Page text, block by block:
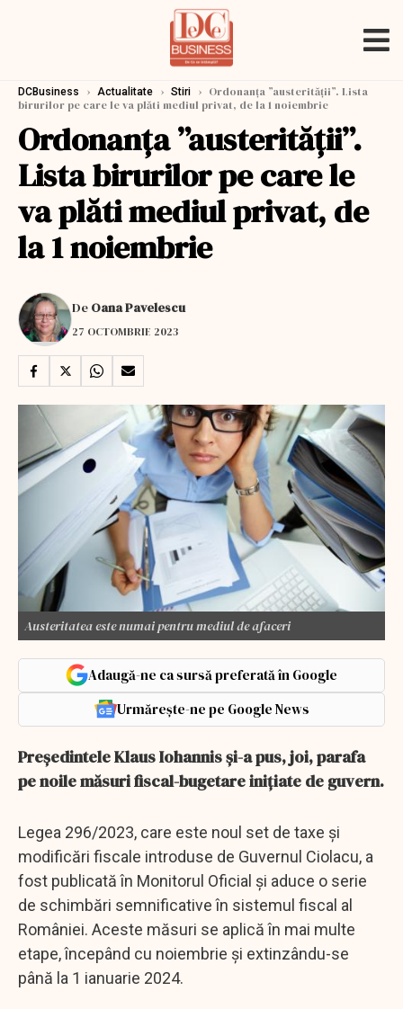
DCBusiness › Actualitate › Stiri › Ordonanța ”austerității”. Lista
birurilor pe care le va plăti mediul privat, de la 1 noiembrie
Ordonanța ”austerității”.
Lista birurilor pe care le
va plăti mediul privat, de
la 1 noiembrie
De Oana Pavelescu
27 OCTOMBRIE 2023
Austeritatea este numai pentru mediul de afaceri
Adaugă-ne ca sursă preferată în Google
Urmărește-ne pe Google News
Președintele Klaus Iohannis și-a pus, joi, parafa
pe noile măsuri fiscal-bugetare inițiate de guvern.
Legea 296/2023, care este noul set de taxe și
modificări fiscale introduse de Guvernul Ciolacu, a
fost publicată în Monitorul Oficial și aduce o serie
de schimbări semnificative în sistemul fiscal al
României. Aceste măsuri se aplică în mai multe
etape, începând cu noiembrie și extinzându-se
până la 1 ianuarie 2024.